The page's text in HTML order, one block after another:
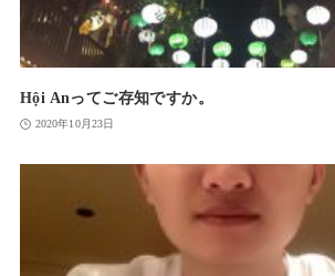
Hội Anってご存知ですか。
2020年10月23日